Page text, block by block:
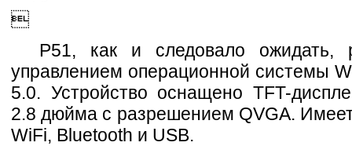

P51, как и следовало ожидать,
управлением операционной системы
5.0. Устройство оснащено TFT-
2.8 дюйма с разрешением QVGA.
WiFi, Bluetooth и USB.